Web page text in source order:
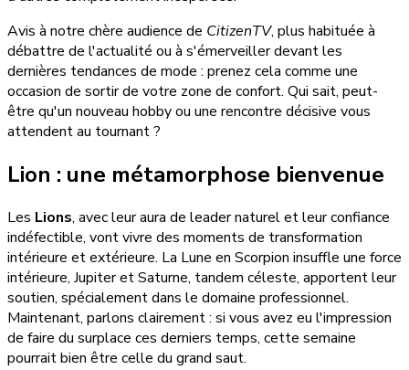
Avis à notre chère audience de CitizenTV, plus habituée à
débattre de l'actualité ou à s'émerveiller devant les
dernières tendances de mode : prenez cela comme une
occasion de sortir de votre zone de confort. Qui sait, peut-
être qu'un nouveau hobby ou une rencontre décisive vous
attendent au tournant ?
Lion : une métamorphose bienvenue
Les Lions, avec leur aura de leader naturel et leur confiance
indéfectible, vont vivre des moments de transformation
intérieure et extérieure. La Lune en Scorpion insuffle une force
intérieure, Jupiter et Saturne, tandem céleste, apportent leur
soutien, spécialement dans le domaine professionnel.
Maintenant, parlons clairement : si vous avez eu l'impression
de faire du surplace ces derniers temps, cette semaine
pourrait bien être celle du grand saut.